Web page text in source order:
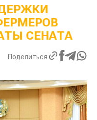
СЕНАТА
Поделиться